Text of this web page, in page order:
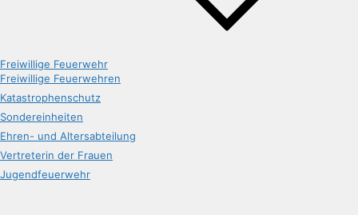
Freiwillige Feuerwehr
Freiwillige Feuerwehren
Katastrophenschutz
Sondereinheiten
Ehren- und Altersabteilung
Vertreterin der Frauen
Jugendfeuerwehr